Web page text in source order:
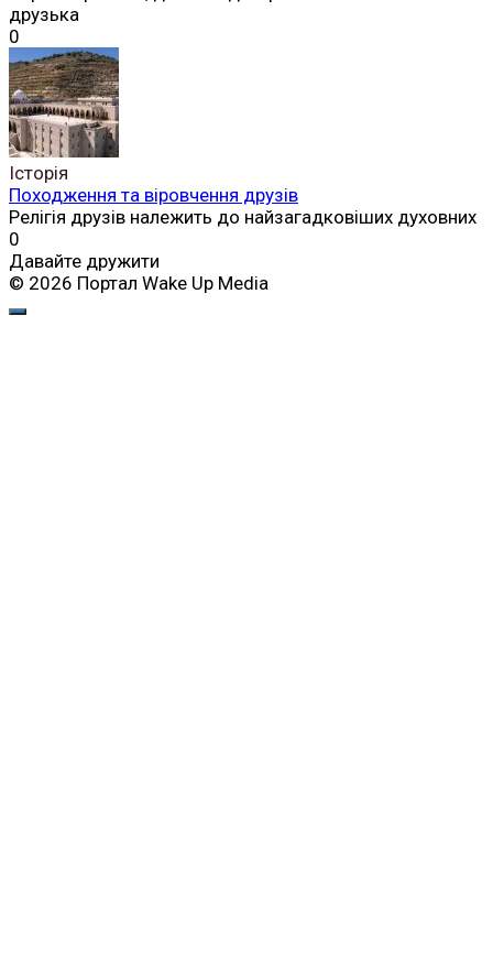
друзька
0
Історія
Походження та віровчення друзів
Релігія друзів належить до найзагадковіших духовних
0
Давайте дружити
© 2026 Портал Wake Up Media